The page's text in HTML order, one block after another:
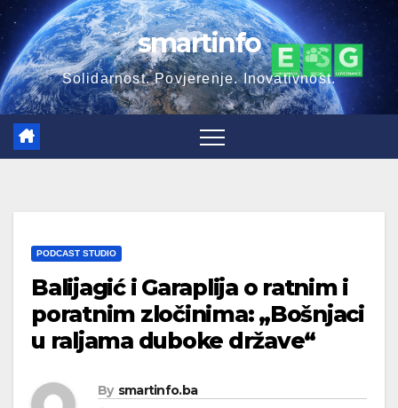
Skip
to
content
smartinfo
Solidarnost. Povjerenje. Inovativnost.
PODCAST STUDIO
Balijagić i Garaplija o ratnim i
poratnim zločinima: „Bošnjaci
u raljama duboke države“
By smartinfo.ba